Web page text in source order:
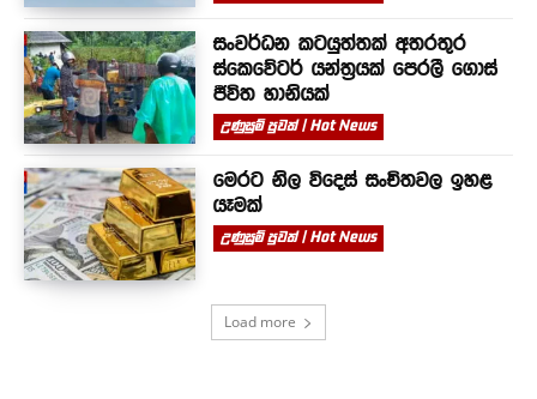
සංවර්ධන කටයුත්තක් අතරතුර
ස්කෙවේටර් යන්ත්‍රයක් පෙරලී ගොස්
ජීවිත හානියක්
උණුසුම් පුවත් | Hot News
මෙරට නිල විදෙස් සංචිතවල ඉහළ
යෑමක්
උණුසුම් පුවත් | Hot News
Load more